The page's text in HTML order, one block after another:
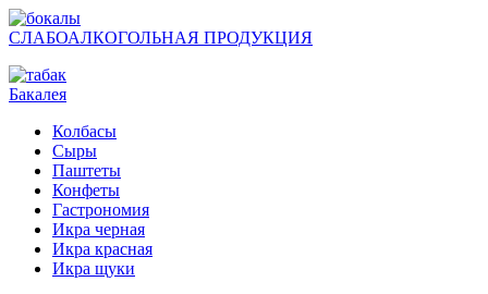
СЛАБОАЛКОГОЛЬНАЯ ПРОДУКЦИЯ
Бакалея
Колбасы
Сыры
Паштеты
Конфеты
Гастрономия
Икра черная
Икра красная
Икра щуки